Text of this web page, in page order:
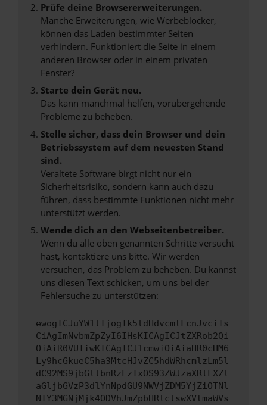
Prüfe deine Browsererweiterungen.
Manche Erweiterungen, wie Werbeblocker,
können das Laden bestimmter Seiten
verhindern. Funktioniert die Seite in einem
anderen Browser oder in einem privaten
Fenster?
Starte dein Gerät neu.
Das kann manchmal helfen, vorübergehende
Probleme zu beheben.
Stelle sicher, dass dein Browser und dein
Betriebssystem auf dem neuesten Stand
sind.
Veraltete Software birgt nicht nur ein
Sicherheitsrisiko, sondern kann auch dazu
führen, dass bestimmte Funktionen nicht mehr
unterstützt werden.
Wende dich an den Webseitenbetreiber.
Wenn du alle oben genannten Schritte versucht
hast, kontaktiere uns bitte. Wir werden
versuchen, das Problem zu beheben. Du kannst
uns diesen Text schicken, um uns bei der
Fehlersuche zu unterstützen:
ewogICJuYW1lIjogIk5ldHdvcmtFcnJvciIs
CiAgImNvbmZpZyI6IHsKICAgICJtZXRob2Qi
OiAiR0VUIiwKICAgICJ1cmwiOiAiaHR0cHM6
Ly9hcGkueC5ha3MtcHJvZC5hdWRhcmlzLm5l
dC92MS9jbGllbnRzLzIxOS93ZWJzaXRlLXZl
aGljbGVzP3dlYnNpdGU9NWVjZDM5YjZiOTNl
NTY3MGNjMjk4ODVhJmZpbHRlclswXVtmaWVs